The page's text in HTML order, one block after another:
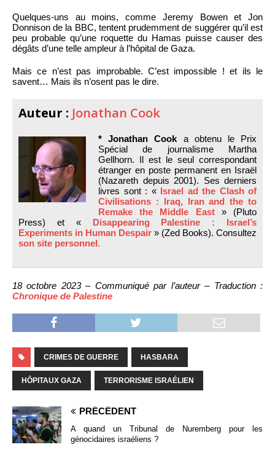
Quelques-uns au moins, comme Jeremy Bowen et Jon
Donnison de la BBC, tentent prudemment de suggérer qu’il est
peu probable qu’une roquette du Hamas puisse causer des
dégâts d’une telle ampleur à l’hôpital de Gaza.
Mais ce n’est pas improbable. C’est impossible ! et ils le
savent… Mais ils n’osent pas le dire.
Auteur : Jonathan Cook
* Jonathan Cook a obtenu le Prix
Spécial de journalisme Martha
Gellhorn. Il est le seul correspondant
étranger en poste permanent en Israël
(Nazareth depuis 2001). Ses derniers
livres sont : « Israel ad the Clash of
Civilisations : Iraq, Iran and the to
Remake the Middle East» (Pluto
Press) et « Disappearing Palestine : Israel’s
Experiments in Human Despair » (Zed Books). Consultez
son site personnel.
18 octobre 2023 – Communiqué par l’auteur – Traduction :
Chronique de Palestine
CRIMES DE GUERRE HASBARA
HÔPITAUX GAZA TERRORISME ISRAÉLIEN
PRÉCÉDENT
A quand un Tribunal de Nuremberg pour les
génocidaires israéliens ?